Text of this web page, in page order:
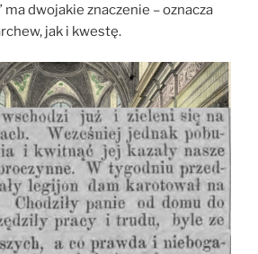
ma dwojakie znaczenie – oznacza
jak i kwestę.